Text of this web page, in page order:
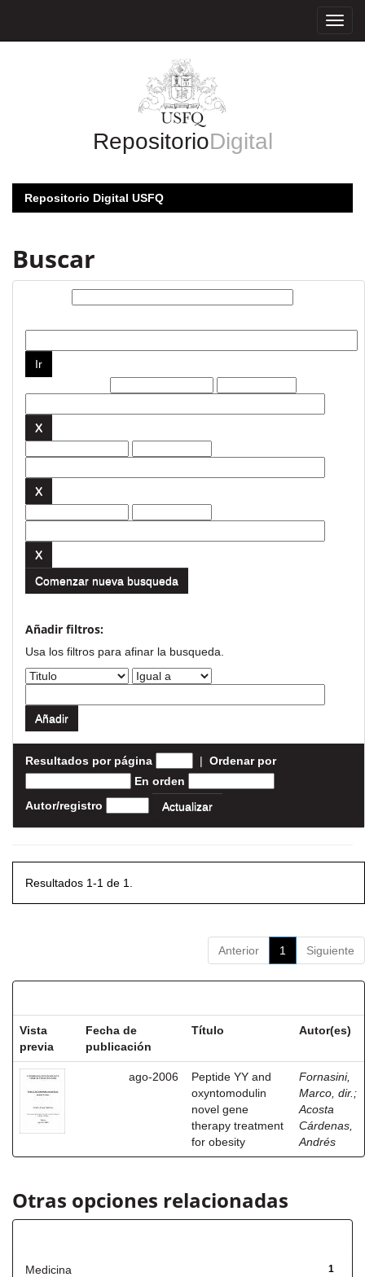
RepositorioDigital
Repositorio Digital USFQ
Buscar
Comenzar nueva busqueda
Añadir filtros:
Usa los filtros para afinar la busqueda.
Resultados por página | Ordenar por
En orden
Autor/registro
Resultados 1-1 de 1.
Anterior 1 Siguiente
Vista
previa
Fecha de
publicación
Título Autor(es)
ago-2006
Peptide YY and
oxyntomodulin
novel gene
therapy treatment
for obesity
Fornasini,
Marco, dir. ;
Acosta
Cárdenas,
Andrés
Otras opciones relacionadas
1
Medicina